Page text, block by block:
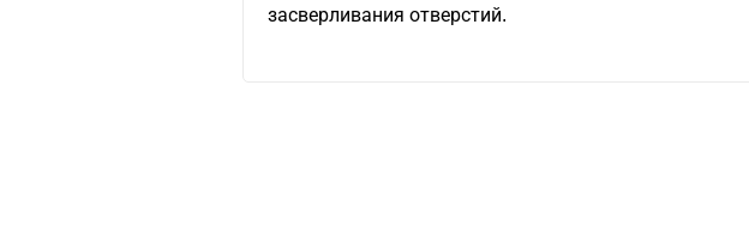
засверливания отверстий.